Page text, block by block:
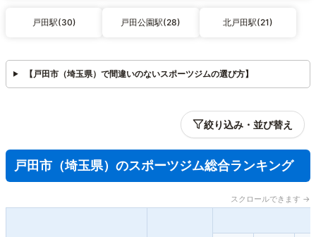
戸田駅(30) 戸田公園駅(28) 北戸田駅(21)
【戸田市（埼玉県）で間違いのないスポーツジムの選び方】
絞り込み・並び替え
戸田市（埼玉県）のスポーツジム総合ランキング
スクロールできます →